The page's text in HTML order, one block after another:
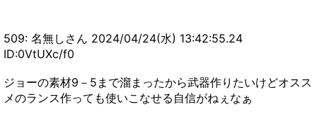
【まとめ速報攻略】
【MHWI】モンハンで一番はアイスボーン、サン
ブレイクはそれを越えられなかった←この意見は
正しい？【まとめ速報攻略】
【モンハンNow】悲報！位置偽装YouTuberが涙
の引退の可能性ｗｙｗｙｗｙ【まとめ速報攻略】
509: 名無しさん 2024/04/24(水) 13:42:55.24
ID:0VtUXc/f0
ジョーの素材9－5まで溜まったから武器作りたいけどオスス
メのランス作っても使いこなせる自信がねぇなぁ